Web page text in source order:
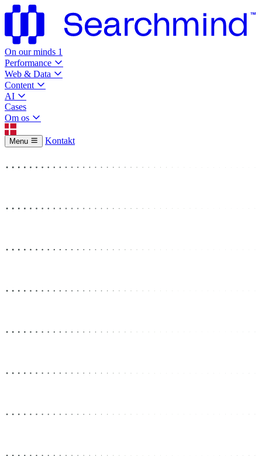
On our minds 1
Performance
Web & Data
Content
AI
Cases
Om os
Menu Kontakt